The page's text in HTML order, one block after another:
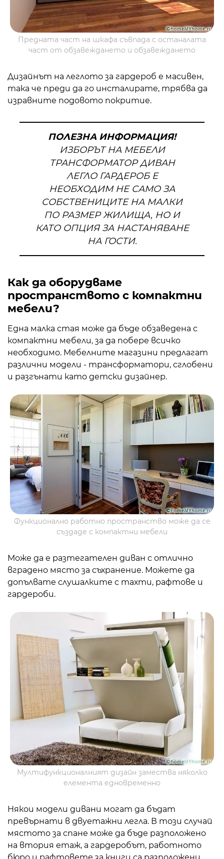
Предната част на шкафа съвпада с останалата
част от обзавеждането и обзавеждането
Дизайнът на леглото за гардероб е масивен,
така че преди да го инсталирате, трябва да
изравните подовото покритие.
ПОЛЕЗНА ИНФОРМАЦИЯ!
ИЗБОРЪТ НА МЕБЕЛИ
ТРАНСФОРМАТОР ДИВАН
ЛЕГЛО ГАРДЕРОБ Е
НЕОБХОДИМ НЕ САМО ЗА
СОБСТВЕНИЦИТЕ НА МАЛКИ
ПО РАЗМЕР ЖИЛИЩА, НО И
КАТО ОПЦИЯ ЗА НАСТАНЯВАНЕ
НА ГОСТИ.
Как да оборудваме
пространството с компактни
мебели?
Една малка стая може да бъде обзаведена с
компактни мебели, за да побере всичко
необходимо. Мебелните магазини предлагат
различни модели - трансформатори, сглобени
и разгънати като детски дизайнер.
Функционално работно пространство може да се
създаде с компактни мебели
Може да е разтегателен диван с отлично
вградено място за съхранение. Можете да
допълвате слушалките с тахти, рафтове и
гардероби.
Мултифункционалният дизайн замества няколко
елемента едновременно
Някои модели дивани могат да бъдат
превърнати в двуетажни легла. В този случай
мястото за спане може да бъде разположено
на втория етаж, а гардеробът, работното
бюро и рафтовете за книги са разположени